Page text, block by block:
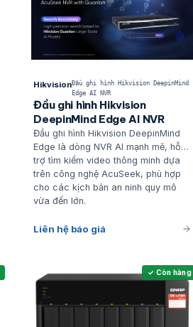
HikvisionĐầu ghi hình Hikvision DeepinMind
Edge AI NVR
Đầu ghi hình Hikvision
DeepinMind Edge AI NVR
Đầu ghi hình Hikvision DeepinMind
Edge là dòng NVR AI mạnh mẽ, hỗ
trợ tìm kiếm video thông minh dựa
trên công nghệ AcuSeek, phù hợp
cho các kịch bản an ninh quy mô
vừa đến lớn.
Liên hệ báo giá
✓ Còn hàng